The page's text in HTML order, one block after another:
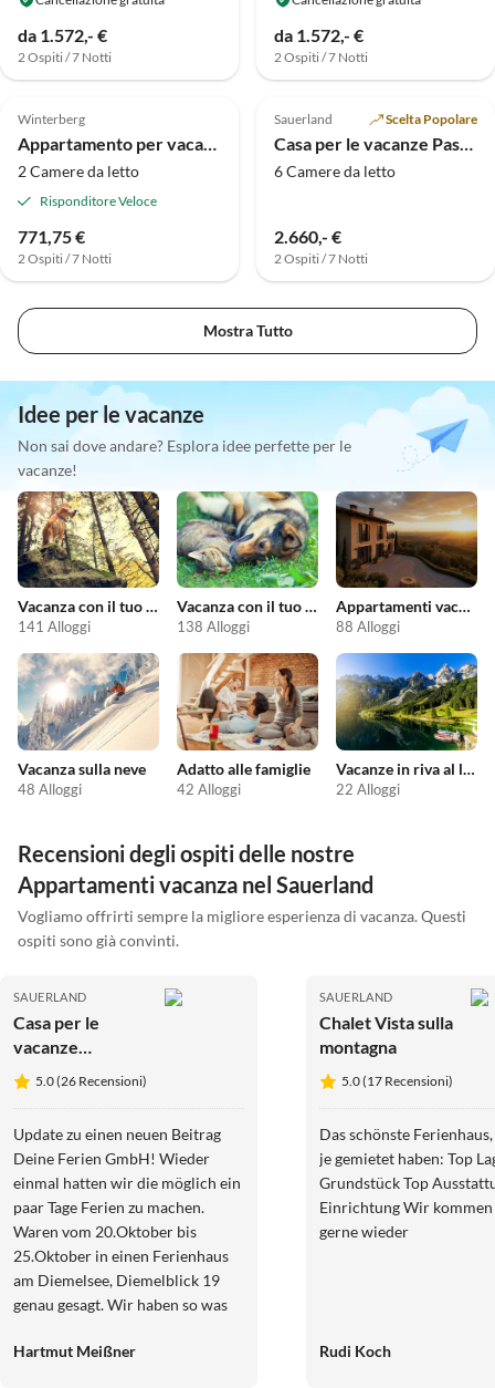
da 1.572,- €
2 Ospiti / 7 Notti
da 1.572,- €
2 Ospiti / 7 Notti
Alto
Winterberg
2 Camere da letto
Risponditore Veloce
771,75 €
2 Ospiti / 7 Notti
Alto
Sauerland Scelta Popolare
6 Camere da letto
2.660,- €
2 Ospiti / 7 Notti
Mostra Tutto
Idee per le vacanze
Non sai dove andare? Esplora idee perfette per le
vacanze!
Vacanza con il tuo cane
141 Alloggi
Vacanza con il tuo animale domestico
138 Alloggi
Appartamenti vacanze economici
88 Alloggi
Vacanza sulla neve
48 Alloggi
Adatto alle famiglie
42 Alloggi
Vacanze in riva al lago
22 Alloggi
Recensioni degli ospiti delle nostre
Appartamenti vacanza nel Sauerland
Vogliamo offrirti sempre la migliore esperienza di vacanza. Questi
ospiti sono già convinti.
SAUERLAND
Casa per le
vacanze
diemelblick acht
5.0 (26 Recensioni)
Update zu einen neuen Beitrag
Deine Ferien GmbH! Wieder
einmal hatten wir die möglich ein
paar Tage Ferien zu machen.
Waren vom 20.Oktober bis
25.Oktober in einen Ferienhaus
am Diemelsee, Diemelblick 19
genau gesagt. Wir haben so was
die Einrichtung und die Ruhe um
Hartmut Meißner
SAUERLAND
Chalet Vista sulla
montagna
5.0 (17 Recensioni)
Das schönste Ferienhaus, das wir
je gemietet haben: Top
Grundstück Top
Einrichtung Wir kommen
gerne wieder
Rudi Koch